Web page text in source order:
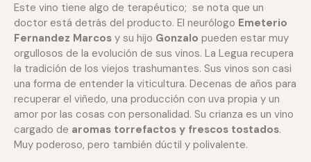
Este vino tiene algo de terapéutico; se nota que un
doctor está detrás del producto. El neurólogo Emeterio
Fernandez Marcos y su hijo Gonzalo pueden estar muy
orgullosos de la evolución de sus vinos. La Legua recupera
la tradición de los viejos trashumantes. Sus vinos son casi
una forma de entender la viticultura. Decenas de años para
recuperar el viñedo, una producción con uva propia y un
amor por las cosas con personalidad. Su crianza es un vino
cargado de aromas torrefactos y frescos tostados.
Muy poderoso, pero también dúctil y polivalente.